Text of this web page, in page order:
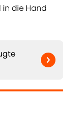
die Hand